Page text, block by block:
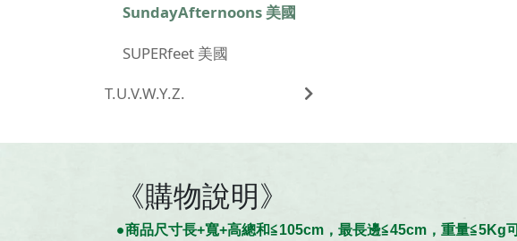
SundayAfternoons 美國
SUPERfeet 美國
T.U.V.W.Y.Z.
《購物說明》
●商品尺寸長+寬+高總和≦105cm，最長邊≦45cm，重量≦5Kg